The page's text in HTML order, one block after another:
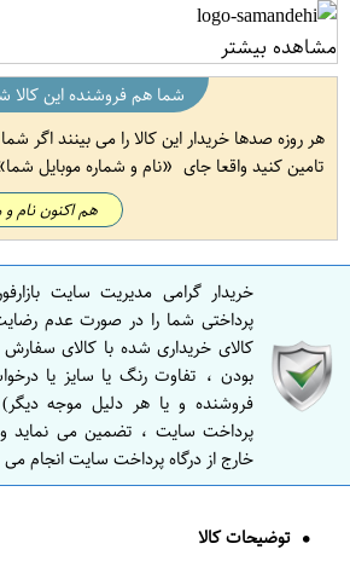
مشاهده بیشتر
شما هم فروشنده این کالا
هر روزه صدها خریدار این کالا را می بینند اگر
تامین کنید واقعا جای
نام و شماره موبایل شما
هم اکنون نام و
خریدار گرامی مدیریت سایت
پرداختی شما را در صورت عدم
کالای خریداری شده با کالای
بودن ، تفاوت رنگ یا سایز یا
فروشنده و یا هر دلیل موجه
پرداخت سایت ، تضمین می نماید
خارج از درگاه پرداخت سایت انجام می
توضیحات کالا